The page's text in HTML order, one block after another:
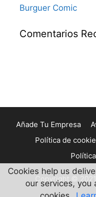
Burguer Comic
Comentarios
Añade Tu Empresa
Política de
Copyright ©
Cookies help us
our services, you